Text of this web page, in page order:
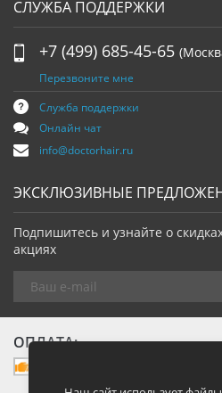
СЛУЖБА ПОДДЕРЖКИ
+7 (499) 685-45-65
Перезвоните мне
Служба поддержки
Онлайн чат
info@doctorhair.ru
ЭКСКЛЮЗИВНЫЕ
Подпишитесь и узнайте о
акциях
ОПЛАТА: